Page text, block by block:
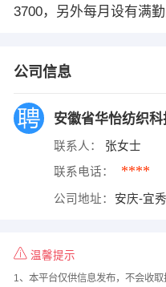
3700，另外每月设有满
公司信息
安徽省华怡纺织科
联系人： 张女士
联系电话： ****
公司地址： 安庆-宜
温馨提示
1、本平台仅供信息发布，不会收取